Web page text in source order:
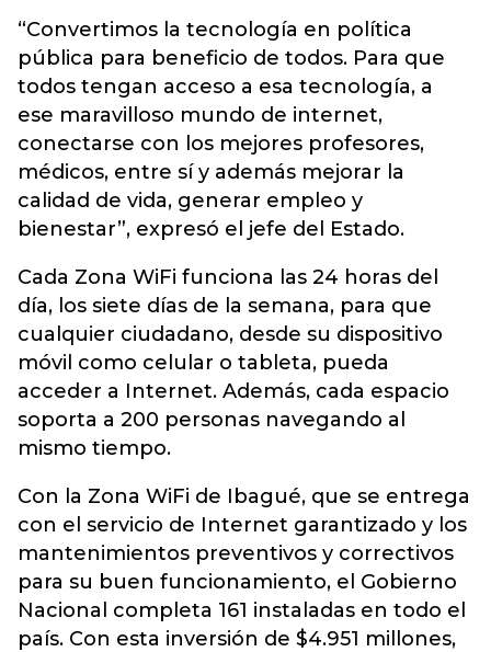
“Convertimos la tecnología en política
pública para beneficio de todos. Para que
todos tengan acceso a esa tecnología, a
ese maravilloso mundo de internet,
conectarse con los mejores profesores,
médicos, entre sí y además mejorar la
calidad de vida, generar empleo y
bienestar”, expresó el jefe del Estado.
Cada Zona WiFi funciona las 24 horas del
día, los siete días de la semana, para que
cualquier ciudadano, desde su dispositivo
móvil como celular o tableta, pueda
acceder a Internet. Además, cada espacio
soporta a 200 personas navegando al
mismo tiempo.
Con la Zona WiFi de Ibagué, que se entrega
con el servicio de Internet garantizado y los
mantenimientos preventivos y correctivos
para su buen funcionamiento, el Gobierno
Nacional completa 161 instaladas en todo el
país. Con esta inversión de $4.951 millones,